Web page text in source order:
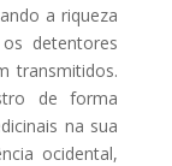
a riqueza
detentores
transmitidos.
de forma
na sua
ocidental,